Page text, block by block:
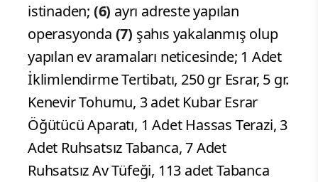
istinaden; (6) ayrı adreste yapılan
operasyonda (7) şahıs yakalanmış olup
yapılan ev aramaları neticesinde; 1 Adet
İklimlendirme Tertibatı, 250 gr Esrar, 5 gr.
Kenevir Tohumu, 3 adet Kubar Esrar
Öğütücü Aparatı, 1 Adet Hassas Terazi, 3
Adet Ruhsatsız Tabanca, 7 Adet
Ruhsatsız Av Tüfeği, 113 adet Tabanca